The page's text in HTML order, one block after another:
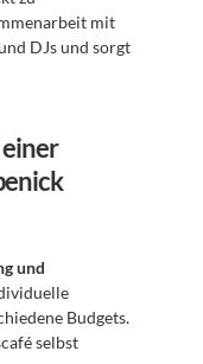
mit
DJs und sorgt
und
Budgets.
selbst